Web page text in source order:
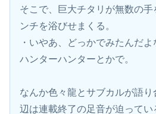
そこで、巨大チタリが無数の
ンチを浴びせまくる。
・いやあ、どっかでみたんだよ
ハンターハンターとかで。
なんか色々龍とサブカルが語
辺は連載終了の足音が迫ってい